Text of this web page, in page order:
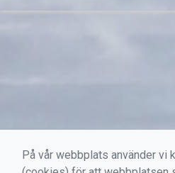
På vår webbplats använder vi